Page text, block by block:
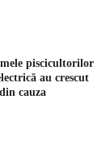
piscicultorilor
au crescut
cauza